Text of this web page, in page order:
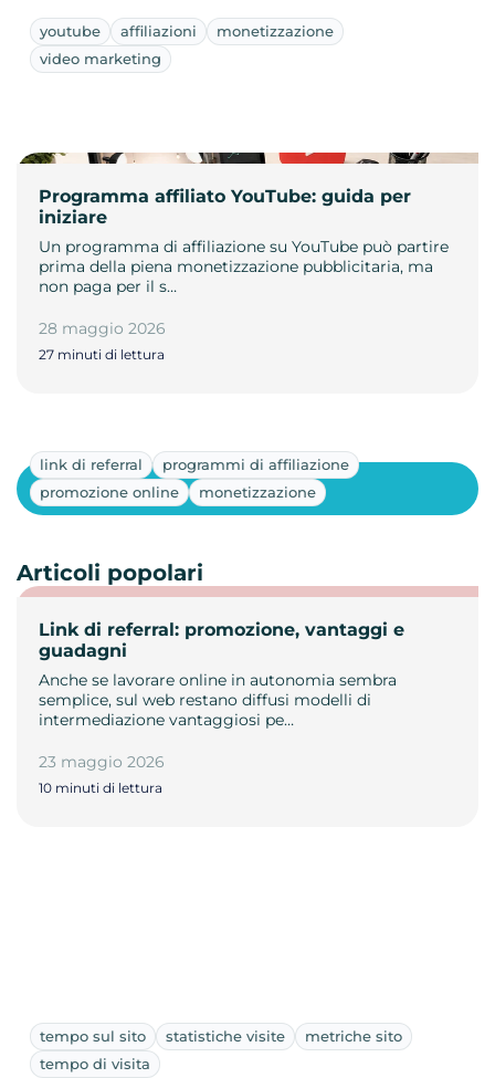
youtube affiliazioni
monetizzazione
video marketing
Programma affiliato YouTube: guida per
iniziare
Un programma di affiliazione su YouTube può partire
prima della piena monetizzazione pubblicitaria, ma
non paga per il s…
28 maggio 2026
27 minuti di lettura
link di referral
programmi di affiliazione
promozione online
monetizzazione
Link di referral: promozione, vantaggi e
guadagni
Anche se lavorare online in autonomia sembra
semplice, sul web restano diffusi modelli di
intermediazione vantaggiosi pe…
23 maggio 2026
10 minuti di lettura
Mostra altri
Articoli popolari
tempo sul sito statistiche visite
metriche sito
tempo di visita